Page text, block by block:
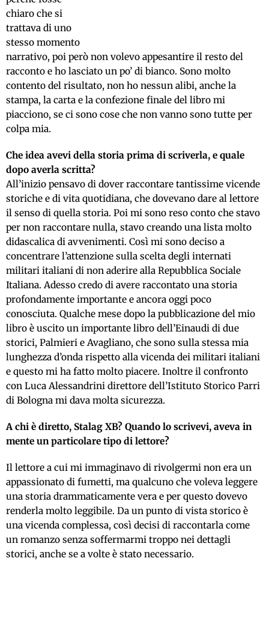
chiaro che si
trattava di uno
stesso momento
narrativo, poi però non volevo appesantire il resto del
racconto e ho lasciato un po’ di bianco. Sono molto
contento del risultato, non ho nessun alibi, anche la
stampa, la carta e la confezione finale del libro mi
piacciono, se ci sono cose che non vanno sono tutte per
colpa mia.
Che idea avevi della storia prima di scriverla, e quale
dopo averla scritta?
All’inizio pensavo di dover raccontare tantissime vicende
storiche e di vita quotidiana, che dovevano dare al lettore
il senso di quella storia. Poi mi sono reso conto che stavo
per non raccontare nulla, stavo creando una lista molto
didascalica di avvenimenti. Così mi sono deciso a
concentrare l’attenzione sulla scelta degli internati
militari italiani di non aderire alla Repubblica Sociale
Italiana. Adesso credo di avere raccontato una storia
profondamente importante e ancora oggi poco
conosciuta. Qualche mese dopo la pubblicazione del mio
libro è uscito un importante libro dell’Einaudi di due
storici, Palmieri e Avagliano, che sono sulla stessa mia
lunghezza d’onda rispetto alla vicenda dei militari italiani
e questo mi ha fatto molto piacere. Inoltre il confronto
con Luca Alessandrini direttore dell’Istituto Storico Parri
di Bologna mi dava molta sicurezza.
A chi è diretto, Stalag XB? Quando lo scrivevi, aveva in
mente un particolare tipo di lettore?
Il lettore a cui mi immaginavo di rivolgermi non era un
appassionato di fumetti, ma qualcuno che voleva leggere
una storia drammaticamente vera e per questo dovevo
renderla molto leggibile. Da un punto di vista storico è
una vicenda complessa, così decisi di raccontarla come
un romanzo senza soffermarmi troppo nei dettagli
storici, anche se a volte è stato necessario.